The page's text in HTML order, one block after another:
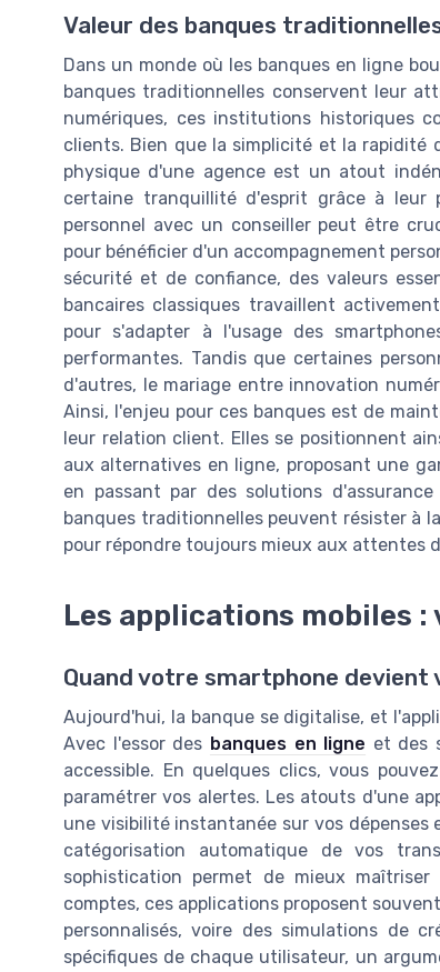
Valeur des banques
Dans un monde où les banques en ligne
banques traditionnelles conservent leur
numériques, ces institutions historiques
clients. Bien que la simplicité et la rapidité
physique d'une agence est un atout
certaine tranquillité d'esprit grâce à leur
personnel avec un conseiller peut être
pour bénéficier d'un accompagnement
sécurité et de confiance, des valeurs
bancaires classiques travaillent
pour s'adapter à l'usage des
performantes. Tandis que certaines
d'autres, le mariage entre innovation
Ainsi, l'enjeu pour ces banques est de
leur relation client. Elles se positionnent
aux alternatives en ligne, proposant une
en passant par des solutions
banques traditionnelles peuvent résister à
pour répondre toujours mieux aux attentes
Les applications mobiles :
Quand votre smartphone
Aujourd'hui, la banque se digitalise, et
Avec l'essor des banques en ligne et des
accessible. En quelques clics, vous
paramétrer vos alertes. Les atouts d'une
une visibilité instantanée sur vos
catégorisation automatique de vos
sophistication permet de mieux
comptes, ces applications proposent
personnalisés, voire des simulations de
spécifiques de chaque utilisateur, un